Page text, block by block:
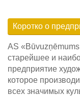
Коротко о
AS
старейшее и
предприятие
которое
всех значимых